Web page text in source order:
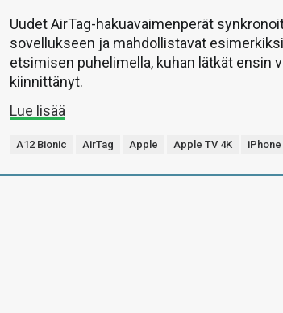
Uudet AirTag-hakuavaimenperät
sovellukseen ja mahdollistavat
etsimisen puhelimella, kuhan lätkät ensin
kiinnittänyt.
Lue lisää
A12 Bionic AirTag Apple Apple TV 4K iPhone